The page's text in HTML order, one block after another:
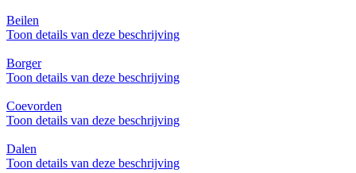
Beilen
Toon details van deze beschrijving
Borger
Toon details van deze beschrijving
Coevorden
Toon details van deze beschrijving
Dalen
Toon details van deze beschrijving